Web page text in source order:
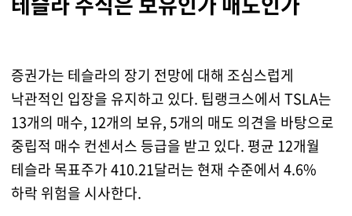
증권가는 테슬라의 장기 전망에 대해 조심스럽게
낙관적인 입장을 유지하고 있다. 팁랭크스에서 TSLA는
13개의 매수, 12개의 보유, 5개의 매도 의견을 바탕으로
중립적 매수 컨센서스 등급을 받고 있다. 평균 12개월
테슬라 목표주가 410.21달러는 현재 수준에서 4.6%
하락 위험을 시사한다.